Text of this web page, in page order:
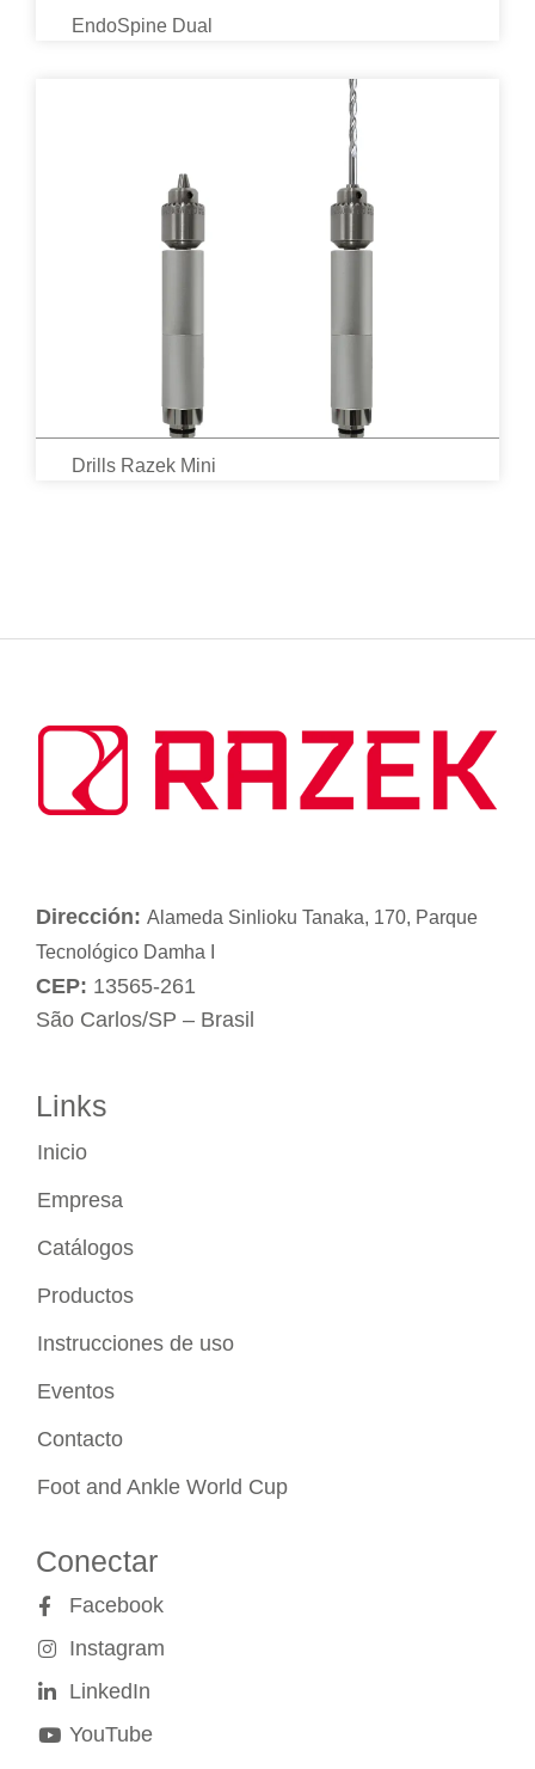
EndoSpine Dual
Drills Razek Mini
Dirección: Alameda Sinlioku Tanaka, 170, Parque
Tecnológico Damha I
CEP: 13565-261
São Carlos/SP – Brasil
Links
Inicio
Empresa
Catálogos
Productos
Instrucciones de uso
Eventos
Contacto
Foot and Ankle World Cup
Conectar
Facebook
Instagram
LinkedIn
YouTube